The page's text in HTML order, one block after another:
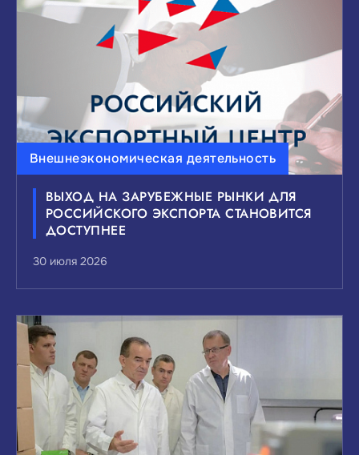
Внешнеэкономическая деятельность
ВЫХОД НА ЗАРУБЕЖНЫЕ РЫНКИ ДЛЯ
РОССИЙСКОГО ЭКСПОРТА СТАНОВИТСЯ
ДОСТУПНЕЕ
30 июля 2026